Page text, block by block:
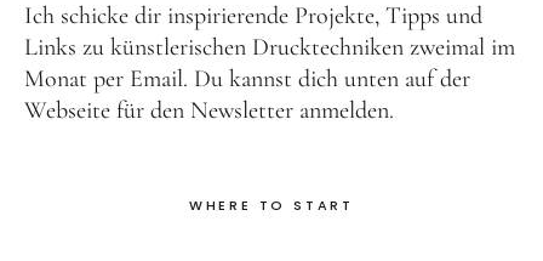
Ich schicke dir inspirierende Projekte, Tipps und
Links zu künstlerischen Drucktechniken zweimal im
Monat per Email. Du kannst dich unten auf der
Webseite für den Newsletter anmelden.
WHERE TO START